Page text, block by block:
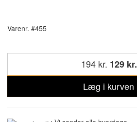
Varenr. #455
194 kr. 129 kr.
Læg i kurven